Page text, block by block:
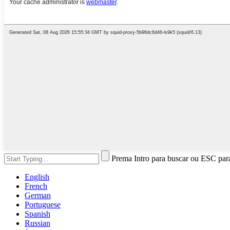
Prema Intro para buscar ou ESC
English
French
German
Portuguese
Spanish
Russian